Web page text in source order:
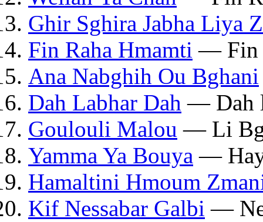
Ghir Sghira Jabha Liya
Fin Raha Hmamti — Fin
Ana Nabghih Ou Bghani
Dah Labhar Dah — Dah
Goulouli Malou — Li
Yamma Ya Bouya —
Hamaltini Hmoum
Kif Nessabar Galbi —